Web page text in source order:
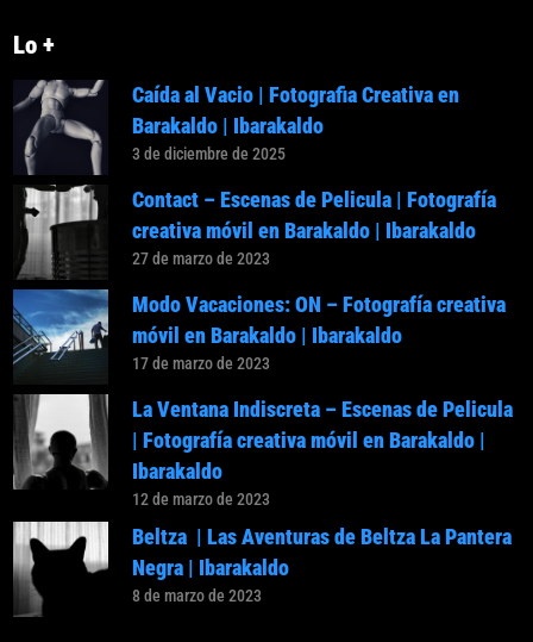
Lo +
Caída al Vacio | Fotografia Creativa en
Barakaldo | Ibarakaldo
3 de diciembre de 2025
Contact – Escenas de Pelicula | Fotografía
creativa móvil en Barakaldo | Ibarakaldo
27 de marzo de 2023
Modo Vacaciones: ON – Fotografía creativa
móvil en Barakaldo | Ibarakaldo
17 de marzo de 2023
La Ventana Indiscreta – Escenas de Pelicula
| Fotografía creativa móvil en Barakaldo |
Ibarakaldo
12 de marzo de 2023
Beltza | Las Aventuras de Beltza La Pantera
Negra | Ibarakaldo
8 de marzo de 2023